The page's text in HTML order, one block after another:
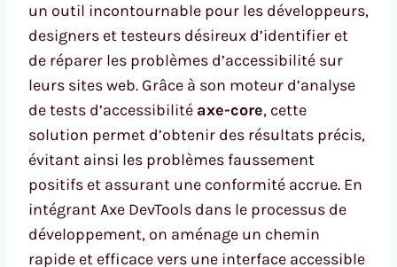
un outil incontournable pour les développeurs,
designers et testeurs désireux d’identifier et
de réparer les problèmes d’accessibilité sur
leurs sites web. Grâce à son moteur d’analyse
de tests d’accessibilité axe-core, cette
solution permet d’obtenir des résultats précis,
évitant ainsi les problèmes faussement
positifs et assurant une conformité accrue. En
intégrant Axe DevTools dans le processus de
développement, on aménage un chemin
rapide et efficace vers une interface accessible